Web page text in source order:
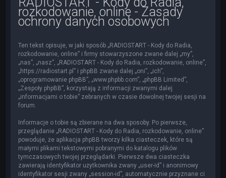
rozkodowanie, online - Zasady
ochrony danych osobowych
Ten tekst opisuje, w jaki sposób „RADIOSTART - Kody do Radia,
rozkodowanie, online” i firmy stowarzyszone zwane dalej „my”,
„nas”, „nasz”, „RADIOSTART - Kody do Radia, rozkodowanie, online”,
„https://radiostart.pl” i phpBB zwane dalej „oni”, „ich”,
„oprogramowanie phpBB”, „www.phpbb.com”, „phpBB Limited”,
„Zespoły phpBB”, korzystają z informacji zwanymi dalej
„informacjami o tobie” zebranych w czasie dowolnej twojej sesji na
forum.
Informacje o tobie są zbierane na dwa sposoby. Po pierwsze,
przeglądanie „RADIOSTART - Kody do Radia, rozkodowanie, online”
powoduje, że aplikacja phpBB tworzy kilka ciasteczek, które są
małymi plikami tekstowymi pobranymi do katalogu plików
tymczasowych twojej przeglądarki. Pierwsze dwa ciasteczka
zawierają identyfikator użytkownika zwany „user-id” i anonimowy
identyfikator sesji zwany „session-id”, automatycznie przyznane ci